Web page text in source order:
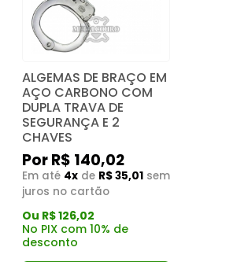
ALGEMAS DE BRAÇO EM
AÇO CARBONO COM
DUPLA TRAVA DE
SEGURANÇA E 2
CHAVES
Por R$ 140,02
Em até 4x de R$ 35,01 sem
juros no cartão
Ou R$ 126,02
No PIX com 10% de
desconto